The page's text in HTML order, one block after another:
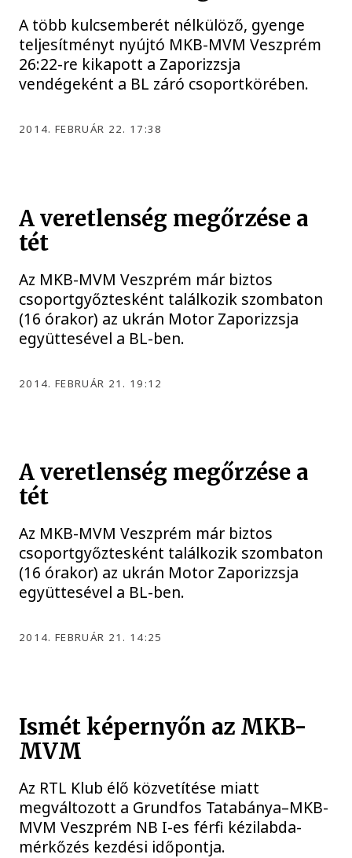
A több kulcsemberét nélkülöző, gyenge
teljesítményt nyújtó MKB-MVM Veszprém
26:22-re kikapott a Zaporizzsja
vendégeként a BL záró csoportkörében.
2014. FEBRUÁR 22. 17:38
A veretlenség megőrzése a
tét
Az MKB-MVM Veszprém már biztos
csoportgyőztesként találkozik szombaton
(16 órakor) az ukrán Motor Zaporizzsja
együttesével a BL-ben.
2014. FEBRUÁR 21. 19:12
A veretlenség megőrzése a
tét
Az MKB-MVM Veszprém már biztos
csoportgyőztesként találkozik szombaton
(16 órakor) az ukrán Motor Zaporizzsja
együttesével a BL-ben.
2014. FEBRUÁR 21. 14:25
Ismét képernyőn az MKB-
MVM
Az RTL Klub élő közvetítése miatt
megváltozott a Grundfos Tatabánya–MKB-
MVM Veszprém NB I-es férfi kézilabda-
mérkőzés kezdési időpontja.